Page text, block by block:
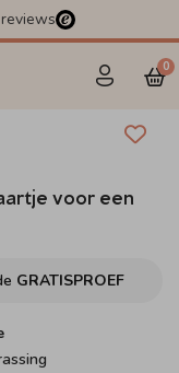
reviews
0
voor een
GRATISPROEF